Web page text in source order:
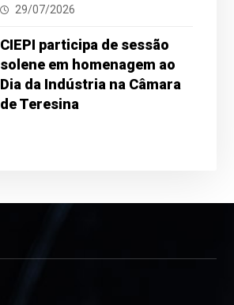
29/07/2026
CIEPI participa de sessão
solene em homenagem ao
Dia da Indústria na Câmara
de Teresina